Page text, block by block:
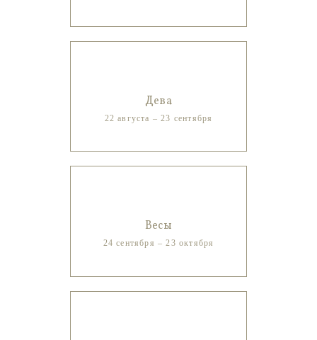
Дева
22 августа – 23 сентября
Весы
24 сентября – 23 октября